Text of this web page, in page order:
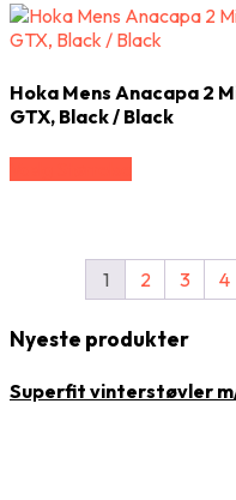
Hoka Mens Anacapa 2
GTX, Black / Black
1 2 3 4
Nyeste produkter
Superfit vinterstøvler